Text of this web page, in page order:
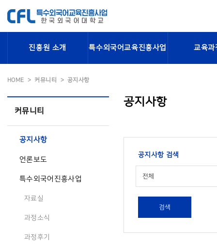
진흥원 소개 특수외국어교육진흥사업 교육과
HOME 커뮤니티 공지사항
커뮤니티
공지사항
언론보도
특수외국어진흥사업
자료실
과정소식
과정후기
공지사항
공지사항 검색
전체
검색